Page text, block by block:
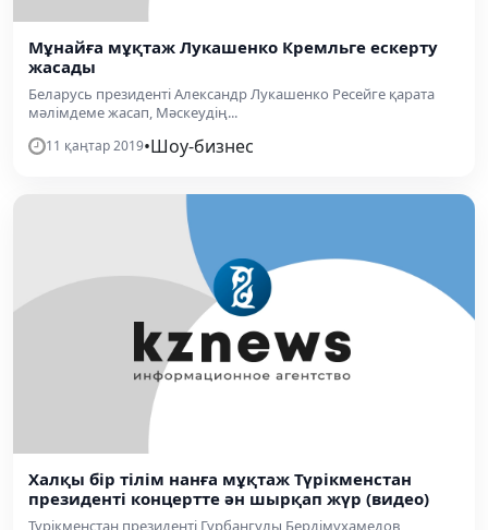
Мұнайға мұқтаж Лукашенко Кремльге ескерту
жасады
Беларусь президенті Александр Лукашенко Ресейге қарата
мәлімдеме жасап, Мәскеудің...
11 қаңтар 2019•Шоу-бизнес
Халқы бір тілім нанға мұқтаж Түрікменстан
президенті концертте ән шырқап жүр (видео)
Түрікменстан президенті Гурбангулы Бердімұхамедов